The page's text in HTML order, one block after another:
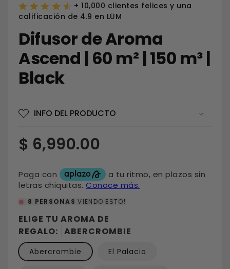
+ 10,000 clientes felices y una
calificación de 4.9 en LÜM
Difusor de Aroma
Ascend | 60 m² | 150 m³ |
Black
INFO DEL PRODUCTO
Precio
$ 6,990.00
8 PERSONAS VIENDO ESTO!
ELIGE TU AROMA DE
REGALO: ABERCROMBIE
Abercrombie El Palacio